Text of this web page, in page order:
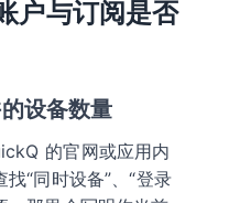
户与订阅是否
设备数量
的官网或应用内
“同时设备”、“登录